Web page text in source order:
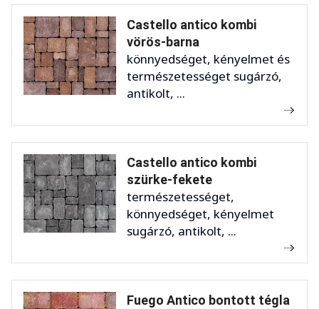
Castello antico kombi
vörös-barna
könnyedséget, kényelmet és
természetességet sugárzó,
antikolt, ...
Castello antico kombi
szürke-fekete
természetességet,
könnyedséget, kényelmet
sugárzó, antikolt, ...
Fuego Antico bontott tégla